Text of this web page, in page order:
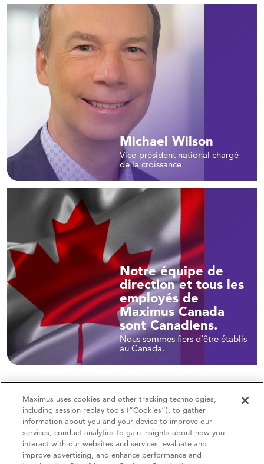
Michael Wilson
Vice-président national chargé
de la croissance
Notre équipe de
direction et tous les
employés de
Maximus Canada
sont Canadiens.
Nous sommes fiers d’être établis
au Canada.
Maximus uses cookies and other tracking technologies,
including session replay tools (“Cookies”), to gather
information about you and your device to improve our
services, conduct analytics to gain insights about how you
interact with our websites and services, evaluate and
improve advertising, and enhance performance and